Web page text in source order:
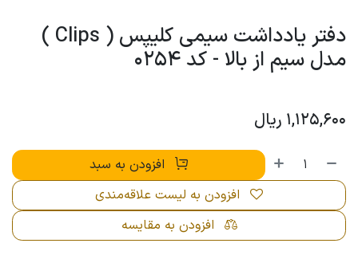
دفتر یادداشت سیمی کلیپس ( Clips )
مدل سیم از بالا - کد 0254
1,125,600 ریال
افزودن به سبد
افزودن به مقایسه
افزودن به لیست علاقه‌مندی